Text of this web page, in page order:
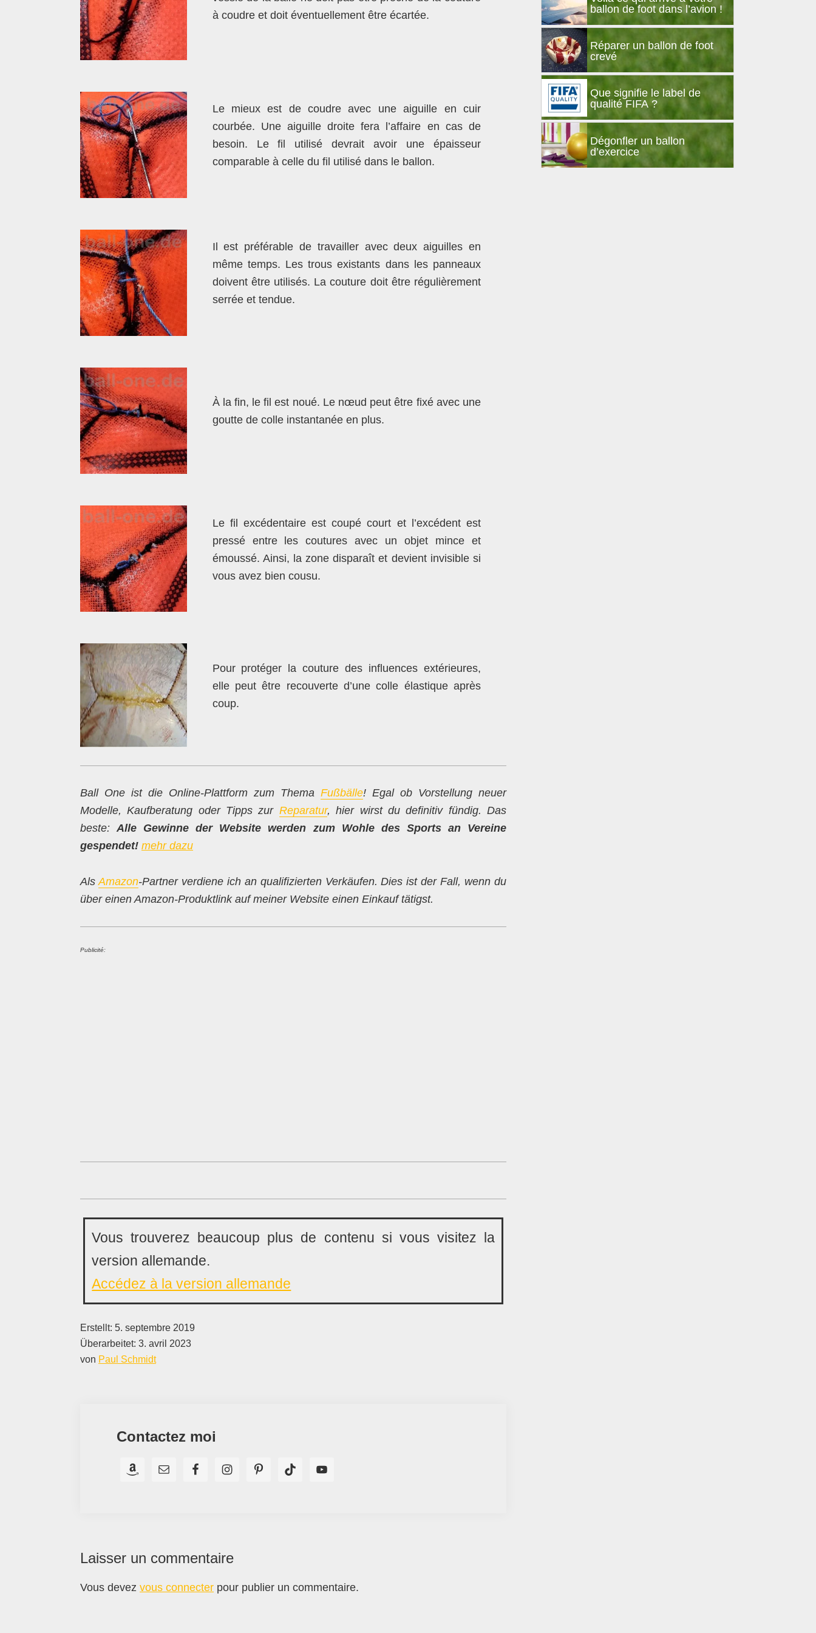
à coudre et doit éventuellement être écartée.
Le mieux est de coudre avec une aiguille en cuir
courbée. Une aiguille droite fera l’affaire en cas de
besoin. Le fil utilisé devrait avoir une épaisseur
comparable à celle du fil utilisé dans le ballon.
Il est préférable de travailler avec deux aiguilles en
même temps. Les trous existants dans les panneaux
doivent être utilisés. La couture doit être régulièrement
serrée et tendue.
À la fin, le fil est noué. Le nœud peut être fixé avec une
goutte de colle instantanée en plus.
Le fil excédentaire est coupé court et l’excédent est
pressé entre les coutures avec un objet mince et
émoussé. Ainsi, la zone disparaît et devient invisible si
vous avez bien cousu.
Pour protéger la couture des influences extérieures,
elle peut être recouverte d’une colle élastique après
coup.
Ball One ist die Online-Plattform zum Thema Fußbälle! Egal ob Vorstellung neuer
Modelle, Kaufberatung oder Tipps zur Reparatur, hier wirst du definitiv fündig. Das
beste:Alle Gewinne der Website werden zum Wohle des Sports an Vereine
gespendet! mehr dazu
Als Amazon-Partner verdiene ich an qualifizierten Verkäufen. Dies ist der Fall, wenn du
über einen Amazon-Produktlink auf meiner Website einen Einkauf tätigst.
Publicité:
Vous trouverez beaucoup plus de contenu si vous visitez la
version allemande.
Accédez à la version allemande
Erstellt: 5. septembre 2019
Überarbeitet: 3. avril 2023
von Paul Schmidt
Contactez moi
Interactions
Laisser un commentaire
Vous devez vous connecter pour publier un commentaire.
ballon de foot dans l’avion !
Réparer un ballon de foot
crevé
Que signifie le label de
qualité FIFA ?
Dégonfler un ballon
d’exercice